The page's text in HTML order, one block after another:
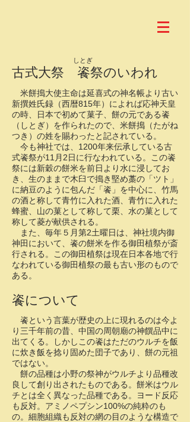
しとぎ
古式大祭 餈祭のいわれ
米餅搗大使主命は延喜式の神名帳より古い
新撰姓氏録（西暦815年）によれば応神天皇
の時、日本で初めて菓子、餅の元である餈
（しとぎ）を作られたので、米餅搗（たがね
つき）の姓を賜わったと記されている。
今も神社では、1200年来伝承している古
式餈祭が11月2日に行なわれている。この餈
祭には新穀の餅米を前日より水に浸してお
き、生のままで木臼で搗き堅め藁の「ツト」
に納豆のように包んだ「餈」を中心に、竹馬
の酒と称して青竹に入れた酒、青竹に入れた
蜂蜜、山の菓として称して栗、水の菓として
称して菱が献供される。
また、毎年５月第2土曜日は、神社境内御
神田において、餈の餅米を作る御田植祭が斎
行される。この御田植祭は現在日本各地で行
なわれている御田植祭の最も古い形のもので
ある。
餈について
餈という言葉が歴史の上に現れるのは今よ
り三千年前の昔、中国の周朝廟の神饌品中に
出てくる。しかしこの餈はただのウルチを飯
に炊き飯を捻り固めた団子であり、餅の元祖
ではない。
餅の品種は小野の祭神がウルチより品種改
良して創り出されたものである。餅米はウル
チとは全く異なった品種である。ヨード反応
も反対。アミノペプシン100%の純粋のも
の。細胞組織も反対の網の目のような構造で